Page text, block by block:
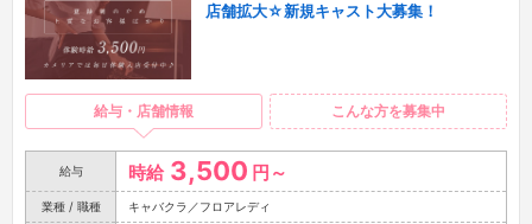
店舗拡大☆新規キャスト大募集！
給与・店舗情報 こんな方を募集中
給与 時給 3,500 円～
業種 / 職種 キャバクラ／フロアレディ